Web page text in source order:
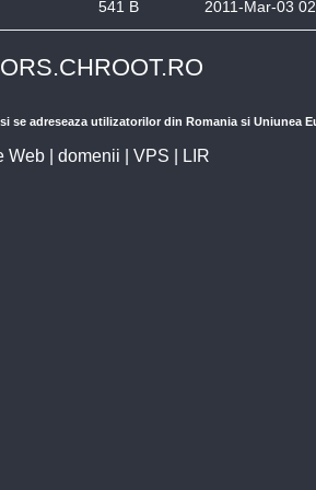
541 B 2011-Mar-03
se adreseaza utilizatorilor din Romania si Uniunea
Web| domenii VPS LIR